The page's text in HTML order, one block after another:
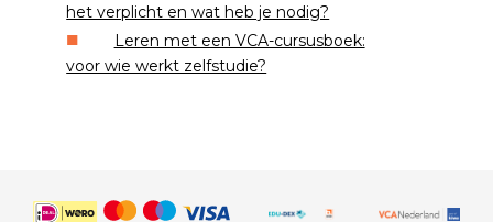
het verplicht en wat heb je nodig?
Leren met een VCA-cursusboek:
voor wie werkt zelfstudie?